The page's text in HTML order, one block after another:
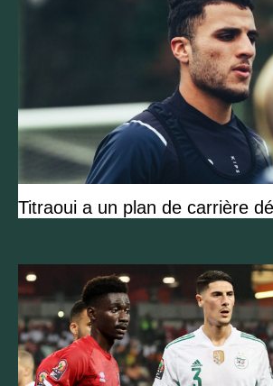
Titraoui a un plan de carrière